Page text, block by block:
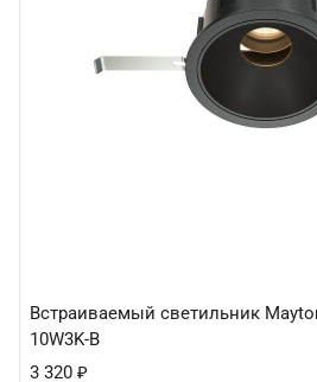
Встраиваемый светильник
10W3K-B
3 320 ₽